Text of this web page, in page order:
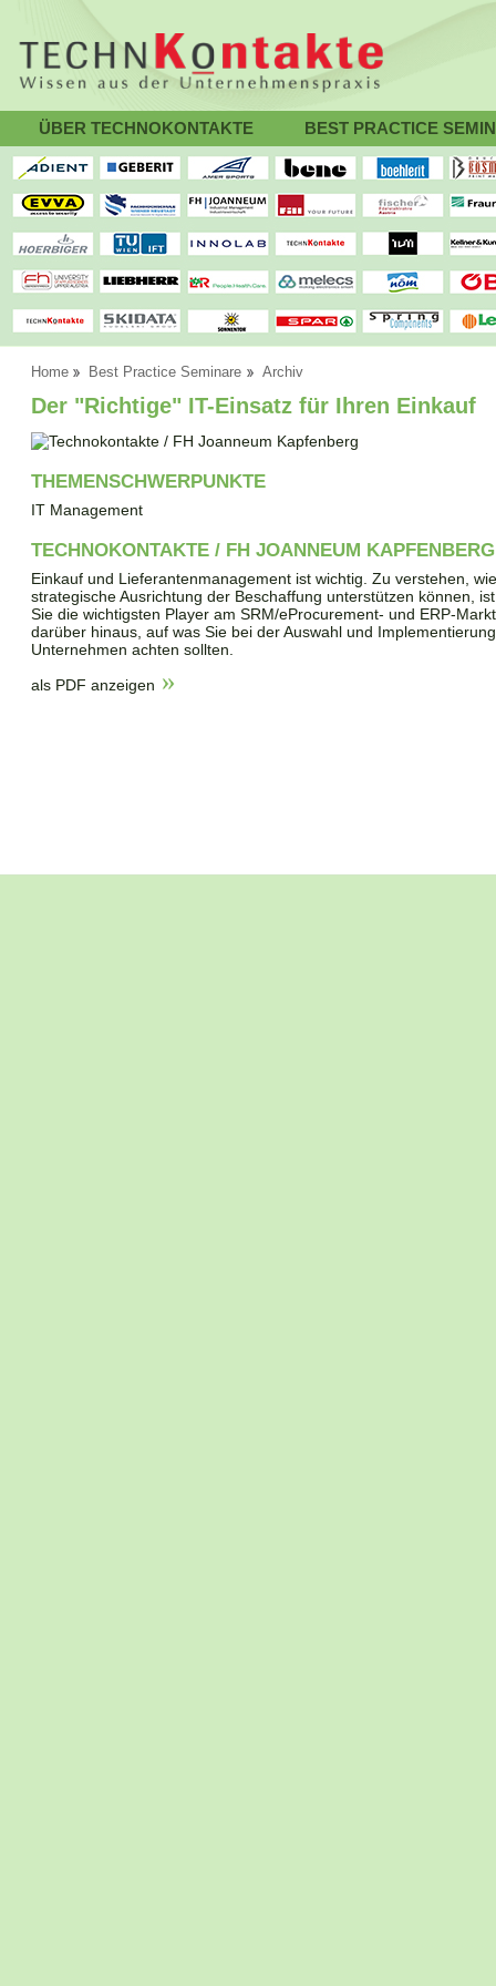
ÜBER TECHNOKONTAKTE BEST PRACTICE
Home Best Practice Seminare Archiv
Der "Richtige" IT-Einsatz für Ihren Einkauf
THEMENSCHWERPUNKTE
IT Management
TECHNOKONTAKTE / FH JOANNEUM KAPFENBERG
Einkauf und Lieferantenmanagement ist wichtig. Zu verstehen,
strategische Ausrichtung der Beschaffung unterstützen können,
Sie die wichtigsten Player am SRM/eProcurement- und ERP-
darüber hinaus, auf was Sie bei der Auswahl und
Unternehmen achten sollten.
als PDF anzeigen